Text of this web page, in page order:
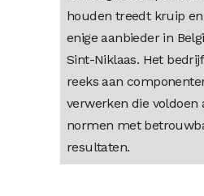
houden treedt kruip
enige aanbieder in
Sint-Niklaas. Het
reeks aan
verwerken die voldoen
normen met
resultaten.